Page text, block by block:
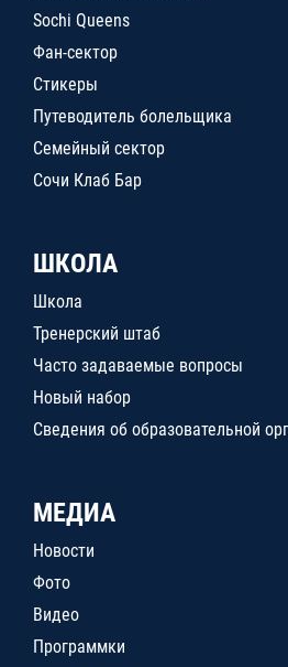
Sochi Queens
Фан-сектор
Стикеры
Путеводитель болельщика
Семейный сектор
Сочи Клаб Бар
ШКОЛА
Школа
Тренерский штаб
Часто задаваемые вопросы
Новый набор
Сведения об образовательной
МЕДИА
Новости
Фото
Видео
Программки